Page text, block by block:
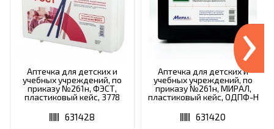
Аптечка для детских и
учебных учреждений, по
приказу №261н, ФЭСТ,
пластиковый кейс, 3778
631428
Аптечка для детских и
учебных учреждений, по
приказу №261н, МИРАЛ,
пластиковый кейс, ОДПФ-Н
631420
›